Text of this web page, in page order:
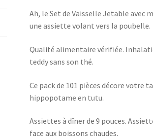
Ah, le Set de Vaisselle Jetable avec
une assiette volant vers la poubelle.
Qualité alimentaire vérifiée.
teddy sans son thé.
Ce pack de 101 pièces décore votre
hippopotame en tutu.
Assiettes à dîner de 9 pouces.
face aux boissons chaudes.